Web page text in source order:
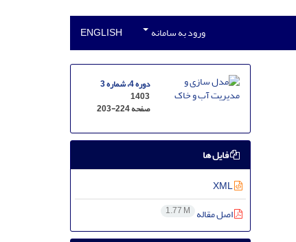
ورود به سامانه ENGLISH
دوره 4، شماره 3
1403
صفحه203-224
فایل ها
XML
اصل مقاله 1.77 M